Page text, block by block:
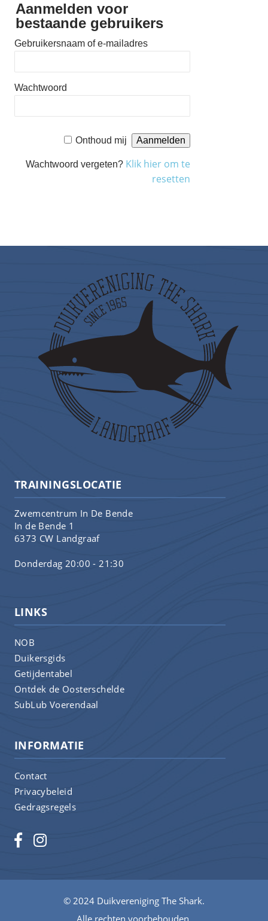
Aanmelden voor
bestaande gebruikers
Gebruikersnaam of e-mailadres
Wachtwoord
Onthoud mij
Wachtwoord vergeten? Klik hier om te
resetten
TRAININGSLOCATIE
Zwemcentrum In De Bende
In de Bende 1
6373 CW Landgraaf
Donderdag 20:00 - 21:30
LINKS
NOB
Duikersgids
Getijdentabel
Ontdek de Oosterschelde
SubLub Voerendaal
INFORMATIE
Contact
Privacybeleid
Gedragsregels
© 2024 Duikvereniging The Shark.